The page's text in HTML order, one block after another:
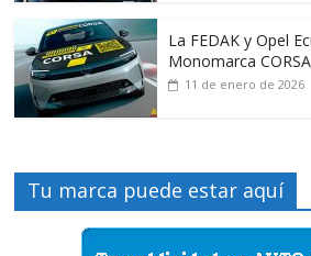
La FEDAK y Opel
Monomarca
11 de enero de 2026
Tu marca puede estar aquí